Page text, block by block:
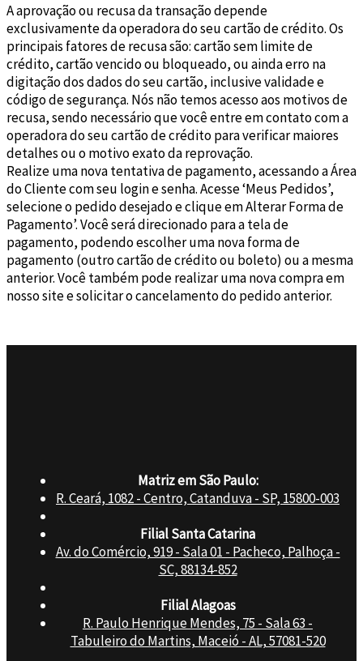
A aprovação ou recusa da transação depende
exclusivamente da operadora do seu cartão de crédito. Os
principais fatores de recusa são: cartão sem limite de
crédito, cartão vencido ou bloqueado, ou ainda erro na
digitação dos dados do seu cartão, inclusive validade e
código de segurança. Nós não temos acesso aos motivos de
recusa, sendo necessário que você entre em contato com a
operadora do seu cartão de crédito para verificar maiores
detalhes ou o motivo exato da reprovação.
Realize uma nova tentativa de pagamento, acessando a Área
do Cliente com seu login e senha. Acesse ‘Meus Pedidos’,
selecione o pedido desejado e clique em Alterar Forma de
Pagamento’. Você será direcionado para a tela de
pagamento, podendo escolher uma nova forma de
pagamento (outro cartão de crédito ou boleto) ou a mesma
anterior. Você também pode realizar uma nova compra em
nosso site e solicitar o cancelamento do pedido anterior.
Matriz em São Paulo:
R. Ceará, 1082 - Centro, Catanduva - SP, 15800-003
Filial Santa Catarina
Av. do Comércio, 919 - Sala 01 - Pacheco, Palhoça -
SC, 88134-852
Filial Alagoas
R. Paulo Henrique Mendes, 75 - Sala 63 -
Tabuleiro do Martins, Maceió - AL, 57081-520